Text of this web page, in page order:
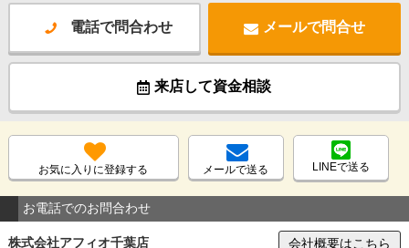
電話で問合わせ メールで問合せ
来店して資金相談
お気に入りに登録する メールで送る LINEで送る
お電話でのお問合わせ
株式会社アフィオ千葉店 会社概要はこちら